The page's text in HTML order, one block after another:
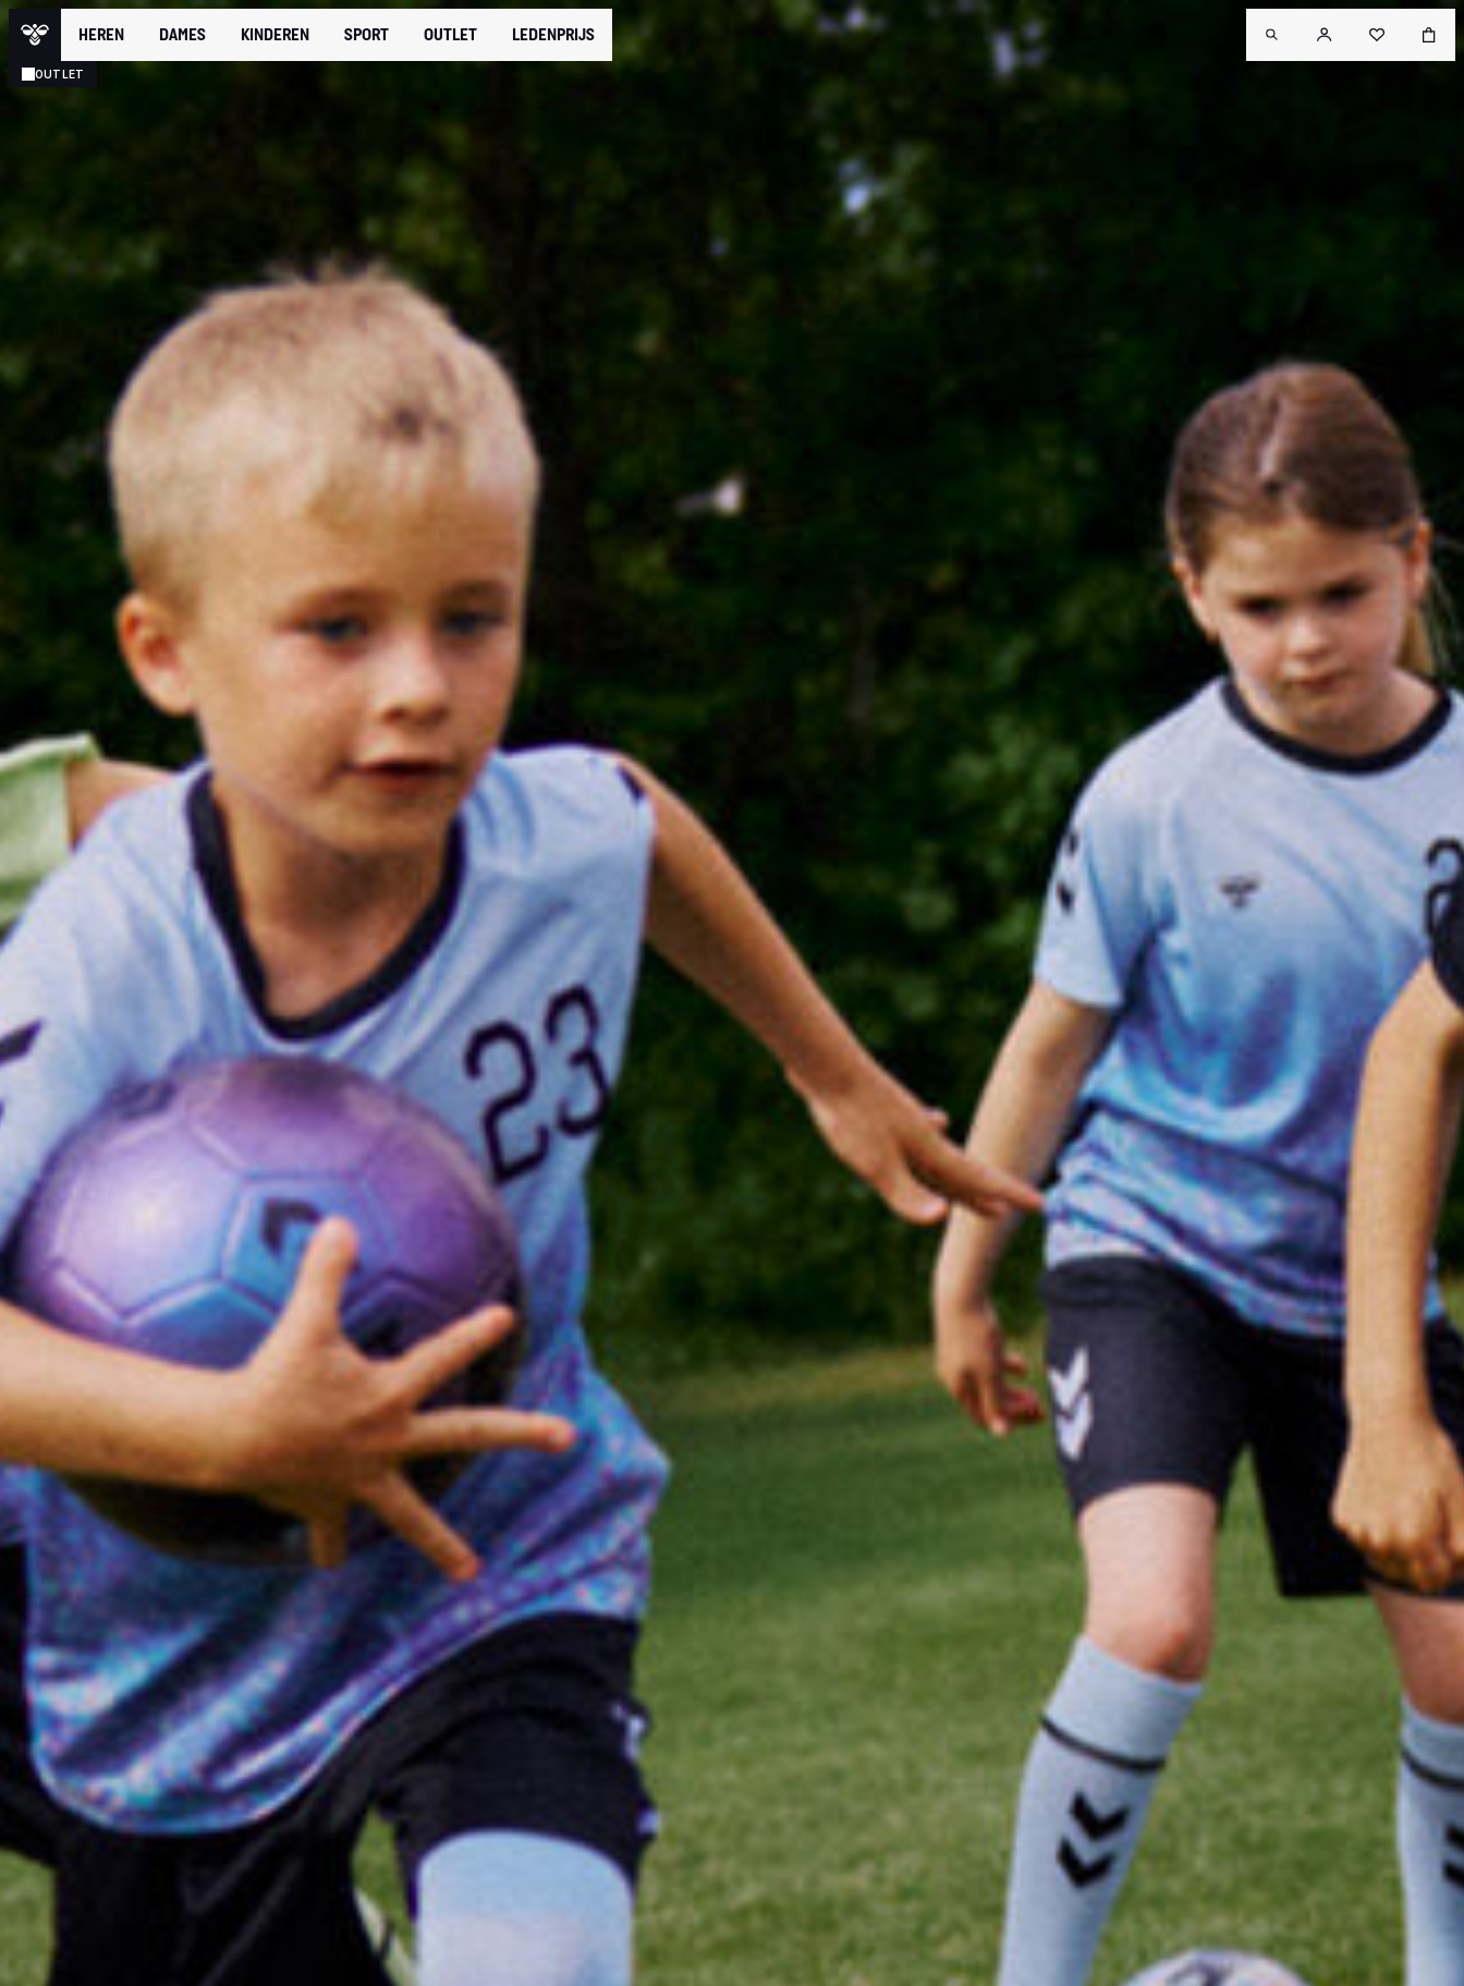
HEREN DAMES KINDEREN SPORT OUTLET LEDENPRIJS
OUTLET